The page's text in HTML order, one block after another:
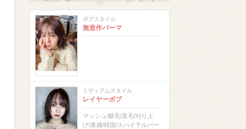
ボブスタイル
無造作パーマ
ミディアムスタイル
レイヤーボブ
マッシュ/癖毛/直毛/刈り上
げ/束感/韓国/スパイラルパー